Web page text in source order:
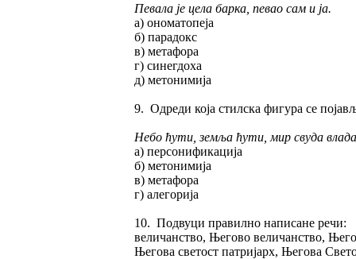
Певала је цела барка, певао сам и ја.
а) ономатопеја
б) парадокс
в) метафора
г) синегдоха
д) метонимија
9. Одреди која стилска фигура се
Небо ћути, земља ћути, мир свуда
а) персонификација
б) метонимија
в) метафора
г) алегорија
10. Подвуци правилно написане речи:
величанство, Његово величанство,
Његова светост патријарх, Његова